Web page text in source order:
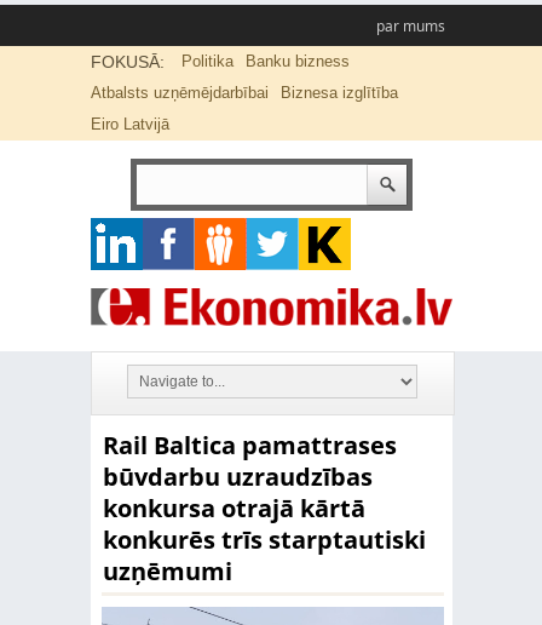
par mums
FOKUSĀ: Politika
Banku bizness
Atbalsts uzņēmējdarbībai
Biznesa izglītība
Eiro Latvijā
Rail Baltica pamattrases
būvdarbu uzraudzības
konkursa otrajā kārtā
konkurēs trīs starptautiski
uzņēmumi